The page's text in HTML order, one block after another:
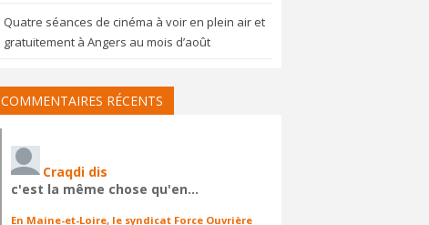
Quatre séances de cinéma à voir en plein air et
gratuitement à Angers au mois d’août
COMMENTAIRES RÉCENTS
Craqdi dis
c'est la même chose qu'en…
En Maine-et-Loire, le syndicat Force Ouvrière